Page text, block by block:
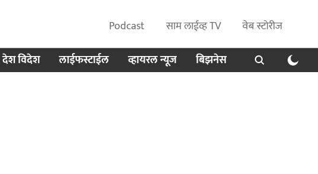
Podcast साम लाईव्ह TV
वेब स्टोरीज
देश विदेश लाईफस्टाईल व्हायरल न्यूज बिझनेस